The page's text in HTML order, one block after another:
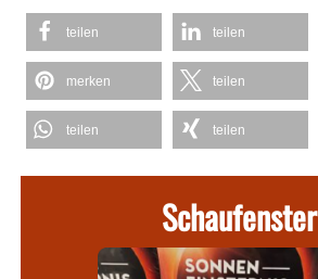
teilen teilen
merken teilen
teilen teilen
Schaufenster